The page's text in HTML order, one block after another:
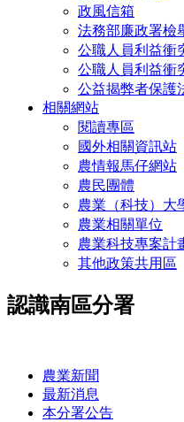
政風信箱
法務部廉政署檢
公職人員利益衝
公職人員利益衝
公益揭弊者保護
相關網站
閱讀專區
國外相關資訊站
農情報馬仔網站
農民團體
農業（科技）大
農業相關單位
農業科技專案計
其他政策共用區
認識南區分署
農業新聞
最新消息
本分署公告